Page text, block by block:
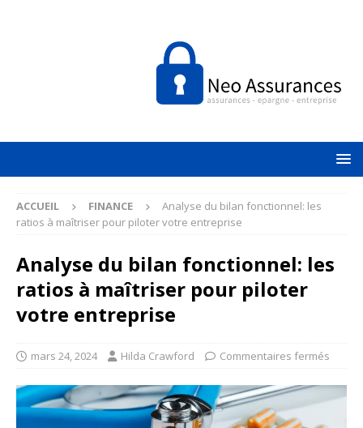
ACCUEIL FINANCE
Analyse du bilan fonctionnel: les
ratios à maîtriser pour piloter votre entreprise
Analyse du bilan fonctionnel: les
ratios à maîtriser pour piloter
votre entreprise
mars 24, 2024 Hilda Crawford Commentaires fermés